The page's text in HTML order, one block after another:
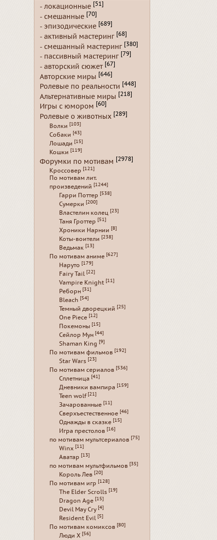
- локационные [51]
- смешанные [70]
- эпизодические [689]
- активный мастеринг [68]
- смешанный мастеринг [380]
- пассивный мастеринг [79]
- авторский сюжет [67]
Авторские миры [646]
Ролевые по реальности [448]
Альтернативные миры [218]
Игры с юмором [60]
Ролевые о животных [289]
Волки [103]
Собаки [43]
Лошади [15]
Кошки [119]
Форумки по мотивам [2978]
Кроссовер [121]
По мотивам лит.
произведений [1244]
Гарри Поттер [538]
Сумерки [200]
Властелин колец [23]
Таня Гроттер [51]
Хроники Нарнии [8]
Коты-воители [238]
Ведьмак [13]
По мотивам аниме [627]
Наруто [179]
Fairy Tail [22]
Vampire Knight [11]
Реборн [31]
Bleach [54]
Темный дворецкий [25]
One Piece [12]
Покемоны [15]
Сейлор Мун [44]
Shaman King [9]
По мотивам фильмов [192]
Star Wars [23]
По мотивам сериалов [536]
Сплетница [41]
Дневники вампира [159]
Teen wolf [21]
Зачарованные [11]
Сверхъестественное [46]
Однажды в сказке [15]
Игра престолов [16]
по мотивам мультсериалов [75]
Winx [11]
Аватар [13]
по мотивам мультфильмов [35]
Король Лев [20]
По мотивам игр [128]
The Elder Scrolls [19]
Dragon Age [15]
Devil May Cry [4]
Resident Evil [5]
По мотивам комиксов [80]
Люди Х [56]